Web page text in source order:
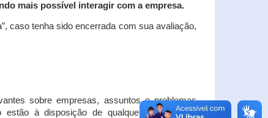
mais possível interagir com a empresa.
caso tenha sido encerrada com sua avaliação,
sobre empresas, assuntos e problemas
à disposição de qualquer interessado,